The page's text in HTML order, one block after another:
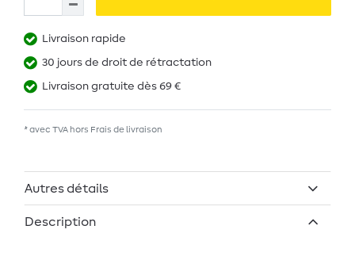
Livraison rapide
30 jours de droit de rétractation
Livraison gratuite dès 69 €
* avec TVA hors Frais de livraison
Autres détails
Description